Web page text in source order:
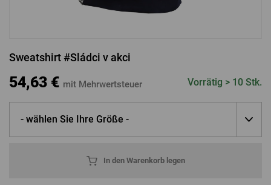
Sweatshirt #Sládci v akci
54,63 € mit Mehrwertsteuer Vorrätig > 10 Stk.
- wählen Sie Ihre Größe -
In den Warenkorb legen